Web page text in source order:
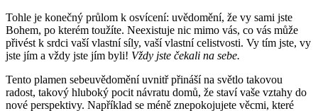
Tohle je konečný průlom k osvícení: uvědomění, že vy sami jste
Bohem, po kterém toužíte. Neexistuje nic mimo vás, co vás může
přivést k srdci vaší vlastní síly, vaší vlastní celistvosti. Vy tím jste, vy
jste jím a vždy jste jím byli! Vždy jste čekali na sebe.
Tento plamen sebeuvědomění uvnitř přináší na světlo takovou
radost, takový hluboký pocit návratu domů, že staví vaše vztahy do
nové perspektivy. Například se méně znepokojujete věcmi, které